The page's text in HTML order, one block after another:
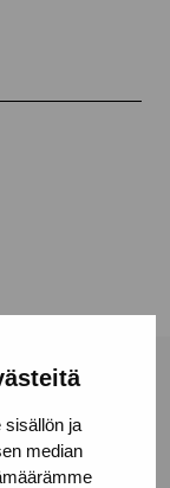
sisällön ja
median